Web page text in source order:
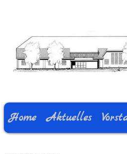
Home Aktuelles